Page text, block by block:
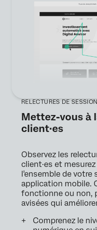
RELECTURES DE
Mettez-vous à
client·es
Observez les
client·es et
l'ensemble de votre
application mobile.
fonctionne ou non,
avisées qui
Comprenez le